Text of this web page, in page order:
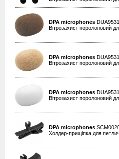
DPA microphones
Вітрозахист поролоновий
DPA microphones
Вітрозахист поролоновий
DPA microphones
Вітрозахист поролоновий
DPA microphones
Холдер-прищіпка для